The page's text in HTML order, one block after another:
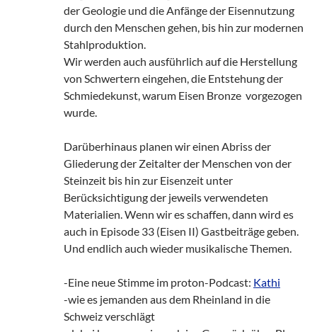
der Geologie und die Anfänge der Eisennutzung
durch den Menschen gehen, bis hin zur modernen
Stahlproduktion.
Wir werden auch ausführlich auf die Herstellung
von Schwertern eingehen, die Entstehung der
Schmiedekunst, warum Eisen Bronze vorgezogen
wurde.
Darüberhinaus planen wir einen Abriss der
Gliederung der Zeitalter der Menschen von der
Steinzeit bis hin zur Eisenzeit unter
Berücksichtigung der jeweils verwendeten
Materialien. Wenn wir es schaffen, dann wird es
auch in Episode 33 (Eisen II) Gastbeiträge geben.
Und endlich auch wieder musikalische Themen.
-Eine neue Stimme im proton-Podcast: Kathi
-wie es jemanden aus dem Rheinland in die
Schweiz verschlägt